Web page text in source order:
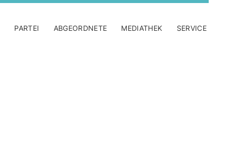
PARTEI ABGEORDNETE MEDIATHEK SERVICE